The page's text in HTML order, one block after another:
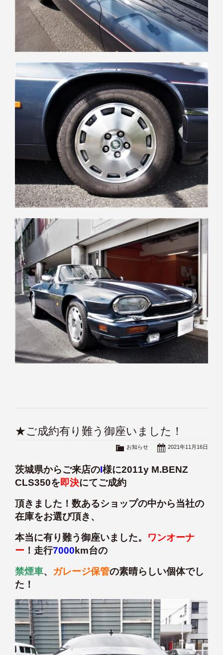
★ご成約有り難う御座いました！
2021年11月16日
お知らせ
茨城県からご来店のI様に2011y M.BENZ
CLS350を即決にてご成約
頂きました！数あるショップの中から当社の
在庫をお選び頂き、
本当に有り難う御座いました。 ワンオーナ
ー ！走行7000 km台の
禁煙車、 ガレージ保管の素晴らしい個体でし
た！